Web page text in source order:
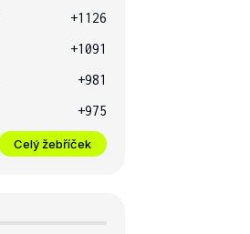
+1126
+1091
+981
+975
Celý žebříček